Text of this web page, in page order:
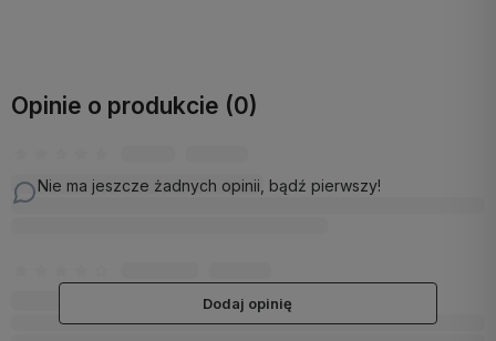
Opinie o produkcie (0)
Nie ma jeszcze żadnych opinii, bądź pierwszy!
Dodaj opinię